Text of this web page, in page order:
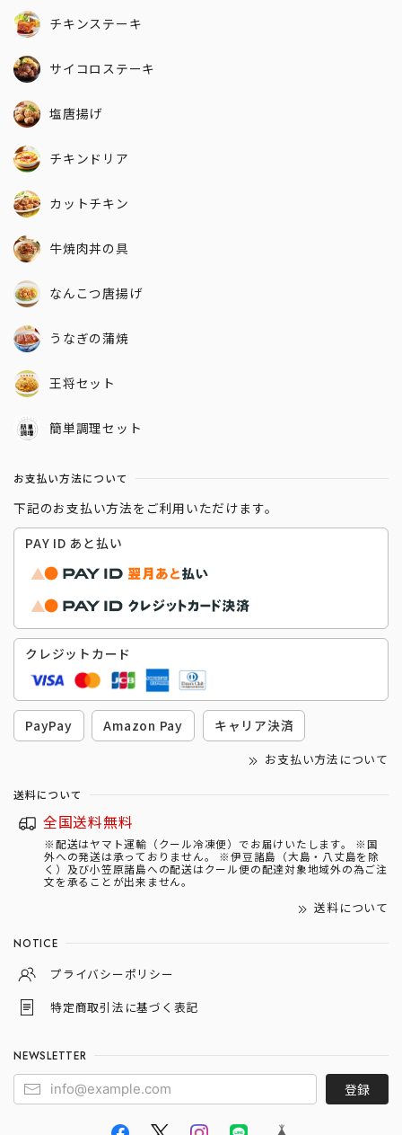
チキンステーキ
サイコロステーキ
塩唐揚げ
チキンドリア
カットチキン
牛焼肉丼の具
なんこつ唐揚げ
うなぎの蒲焼
王将セット
簡単調理セット
お支払い方法について
下記のお支払い方法をご利用いただけます。
PAY ID あと払い
クレジットカード
PayPay Amazon Pay キャリア決済
お支払い方法について
送料について
全国送料無料
※配送はヤマト運輸（クール冷凍便）でお届けいたします。 ※国
外への発送は承っておりません。 ※伊豆諸島（大島・八丈島を除
く）及び小笠原諸島への配送はクール便の配達対象地域外の為ご注
文を承ることが出来ません。
送料について
NOTICE
プライバシーポリシー
特定商取引法に基づく表記
NEWSLETTER
登録